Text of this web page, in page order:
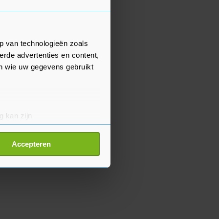
van technologieën zoals
advertenties en content,
wie uw gegevens gebruikt
kan zijn
detailgedeelte
Accepteren